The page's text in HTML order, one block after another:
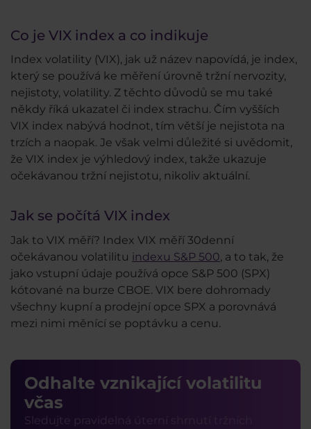
Co je VIX index a co indikuje
Index volatility (VIX), jak už název napovídá, je index,
který se používá ke měření úrovně tržní nervozity,
nejistoty, volatility. Z těchto důvodů se mu také
někdy říká ukazatel či index strachu. Čím vyšších
VIX index nabývá hodnot, tím větší je nejistota na
trzích a naopak. Je však velmi důležité si uvědomit,
že VIX index je výhledový index, takže ukazuje
očekávanou tržní nejistotu, nikoliv aktuální.
Jak se počítá VIX index
Jak to VIX měří? Index VIX měří 30denní
očekávanou volatilitu indexu S&P 500, a to tak, že
jako vstupní údaje používá opce S&P 500 (SPX)
kótované na burze CBOE. VIX bere dohromady
všechny kupní a prodejní opce SPX a porovnává
mezi nimi měnící se poptávku a cenu.
Odhalte vznikající volatilitu
včas
Sledujte pravidelná úterní shrnutí tržních